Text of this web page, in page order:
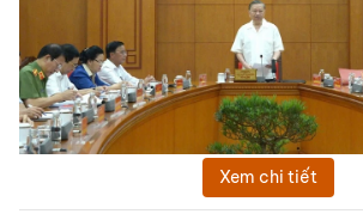
Xem chi tiết